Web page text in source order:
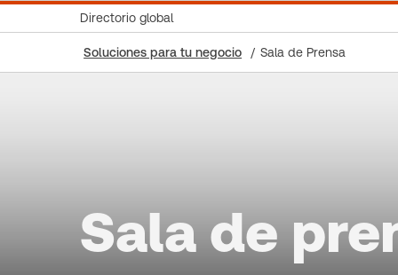
Directorio global
Soluciones para tu negocio Sala de Prensa
Sala de